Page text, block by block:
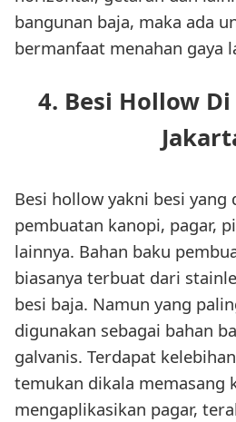
bangunan baja, maka ada
bermanfaat menahan gaya
4. Besi Hollow
Besi hollow yakni besi yang
pembuatan kanopi, pagar,
lainnya. Bahan baku
biasanya terbuat dari
besi baja. Namun yang
digunakan sebagai bahan
galvanis. Terdapat
temukan dikala memasang
mengaplikasikan pagar,